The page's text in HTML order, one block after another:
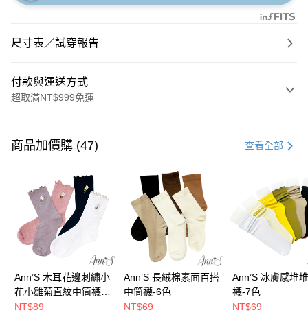
尺寸表／試穿報告
付款與運送方式
超取滿NT$999免運
信用卡一次付款
3 期 0 利率 每期 21家銀行
合作金庫商業銀行
第一商業銀行
華南商業銀行
彰化商業銀行
上海商業儲蓄銀行
台北富邦商業銀行
國泰世華商業銀行
兆豐國際商業銀行
臺灣中小企業銀行
台中商業銀行
匯豐（台灣）商業銀行
華泰商業銀行
聯邦商業銀行
遠東國際商業銀行
元大商業銀行
6 期 0 利率 每期NT$363 21家銀行
合作金庫商業銀行
第一商業銀行
華南商業銀行
彰化商業銀行
上海商業儲蓄銀行
台北富邦商業銀行
國泰世華商業銀行
兆豐國際商業銀行
臺灣中小企業銀行
台中商業銀行
匯豐（台灣）商業銀行
購物金
LINE Pay
Apple Pay
商品加價購 (47) 查看全部
Ann’S 木耳花邊刺繡小
花小雛菊直紋中筒襪-4
色
NT$89
Ann’S 長絨棉素面百搭
中筒襪-6色
NT$69
Ann’S 冰膚感堆
襪-7色
NT$69